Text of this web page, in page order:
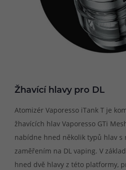
Žhavící hlavy pro DL
Atomizér Vaporesso iTank T je
žhavících hlav Vaporesso GTi
nabídne hned několik typů hlav s
zaměřením na DL vaping. V
hned dvě hlavy z této platformy,